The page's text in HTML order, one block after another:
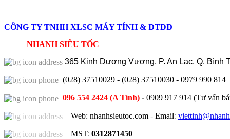
CÔNG TY TNHH XLSC MÁY TÍNH & ĐTDĐ
NHANH SIÊU TỐC
365 Kinh Dương Vương, P. An Lạc, Q. Bình
(028) 37510029 - (028) 37510030 - 0979 990 814
096 554 2424 (A Tính) - 0909 917 914 (Tư vấn
Web: nhanhsieutoc.com - Email:
MST: 0312871450